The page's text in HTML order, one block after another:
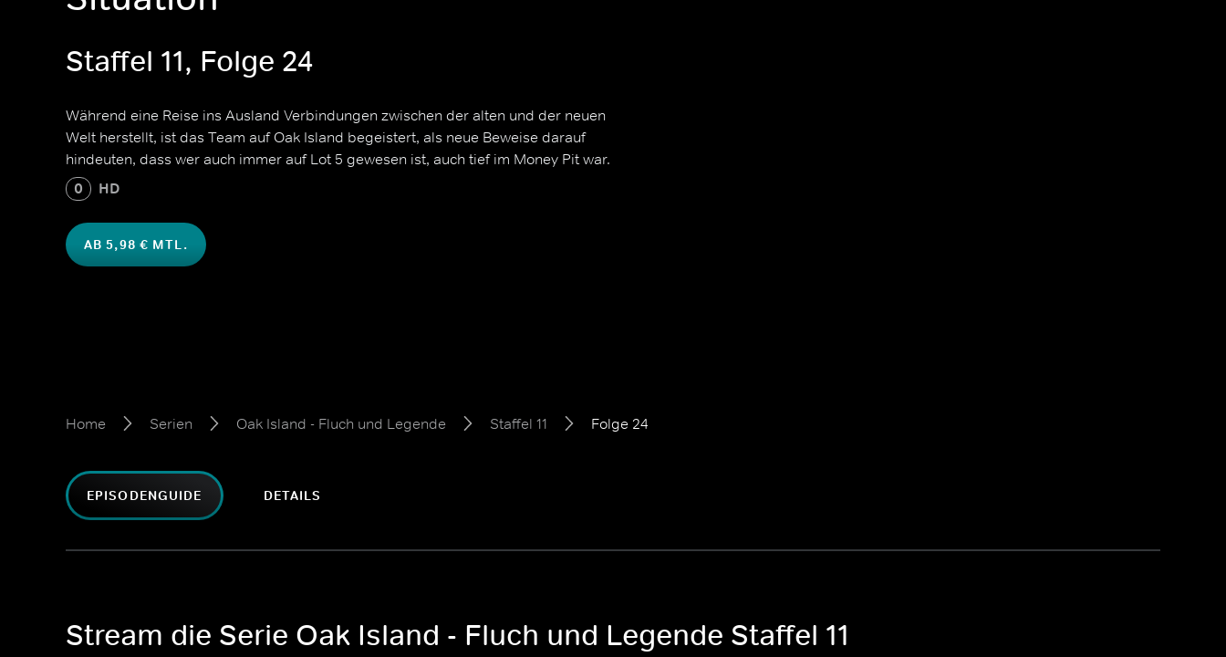
Staffel 11, Folge 24
Während eine Reise ins Ausland Verbindungen zwischen der alten und der neuen
Welt herstellt, ist das Team auf Oak Island begeistert, als neue Beweise darauf
hindeuten, dass wer auch immer auf Lot 5 gewesen ist, auch tief im Money Pit war.
0 HD
AB 5,98 € MTL.
Home Serien Oak Island - Fluch und Legende Staffel 11 Folge 24
EPISODENGUIDE DETAILS
Stream die Serie Oak Island - Fluch und Legende Staffel 11